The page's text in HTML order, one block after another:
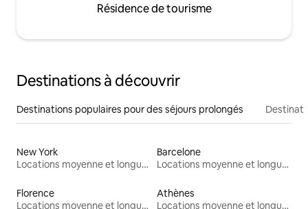
Résidence de tourisme
Destinations à découvrir
Destinations populaires pour des séjours prolongés
New York
Locations moyenne et longue durée
Barcelone
Locations moyenne et longue durée
Florence
Locations moyenne et longue durée
Athènes
Locations moyenne et longue durée